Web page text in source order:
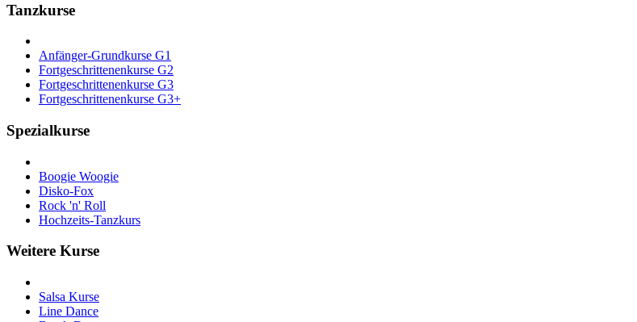
Tanzkurse
Anfänger-Grundkurse G1
Fortgeschrittenenkurse G2
Fortgeschrittenenkurse G3
Fortgeschrittenenkurse G3+
Spezialkurse
Boogie Woogie
Disko-Fox
Rock 'n' Roll
Hochzeits-Tanzkurs
Weitere Kurse
Salsa Kurse
Line Dance